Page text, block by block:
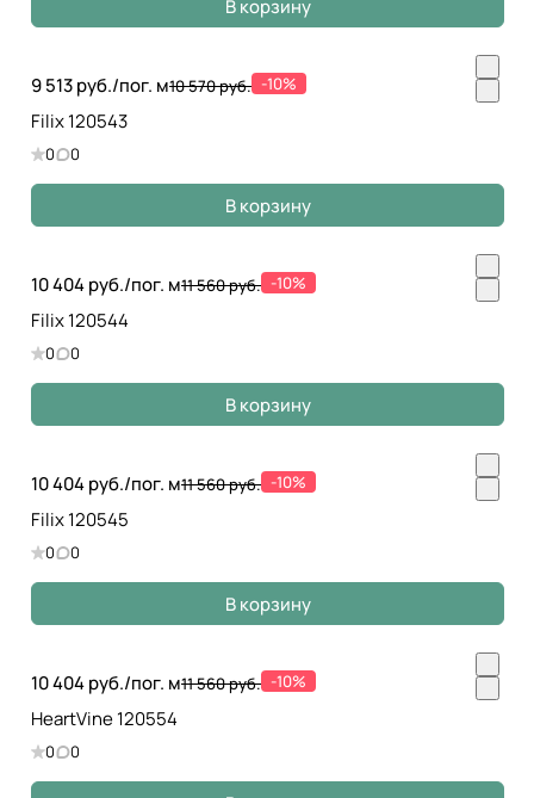
В корзину
9 513 руб./пог. м10 570 руб. -10%
Filix 120543
0 0
В корзину
10 404 руб./пог. м11 560 руб. -10%
Filix 120544
0 0
В корзину
10 404 руб./пог. м11 560 руб. -10%
Filix 120545
0 0
В корзину
10 404 руб./пог. м11 560 руб. -10%
HeartVine 120554
0 0